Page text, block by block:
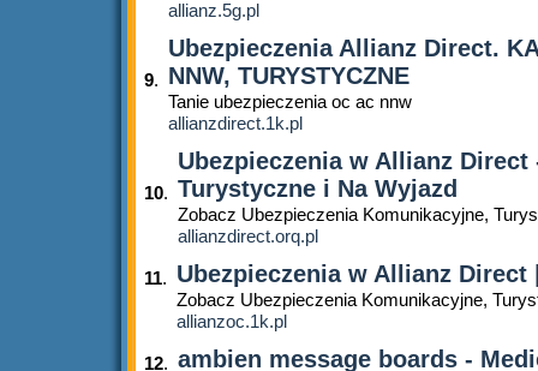
allianz.5g.pl
9.
Ubezpieczenia Allianz Direct.
NNW, TURYSTYCZNE
Tanie ubezpieczenia oc ac nnw
allianzdirect.1k.pl
10.
Ubezpieczenia w Allianz
Turystyczne i Na Wyjazd
Zobacz Ubezpieczenia Komunikacyjne,
allianzdirect.orq.pl
11. Ubezpieczenia w Allianz
Zobacz Ubezpieczenia Komunikacyjne,
allianzoc.1k.pl
12. ambien message boards -